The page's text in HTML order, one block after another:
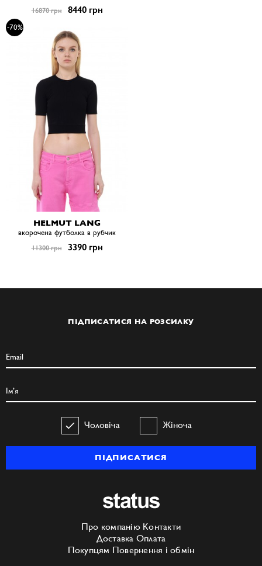
16870 грн 8440 грн
-70%
HELMUT LANG
вкорочена футболка в рубчик
11300 грн 3390 грн
ПІДПИСАТИСЯ НА РОЗСИЛКУ
Чоловіча Жіноча
ПІДПИСАТИСЯ
Про компанію Контакти
Доставка Оплата
Покупцям Повернення і обмін